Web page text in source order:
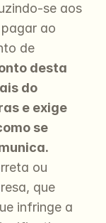
se aos
ao
de
desta
do
e exige
se
ou
que
infringe a